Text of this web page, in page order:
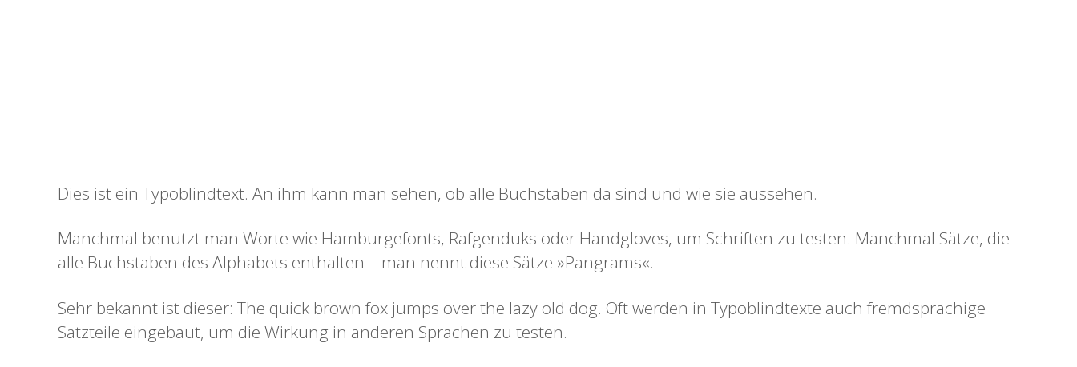
Dies ist ein Typoblindtext. An ihm kann man sehen, ob alle Buchstaben da sind und wie sie aussehen.
Manchmal benutzt man Worte wie Hamburgefonts, Rafgenduks oder Handgloves, um Schriften zu testen. Manchmal Sätze, die
alle Buchstaben des Alphabets enthalten – man nennt diese Sätze »Pangrams«.
Sehr bekannt ist dieser: The quick brown fox jumps over the lazy old dog. Oft werden in Typoblindtexte auch fremdsprachige
Satzteile eingebaut, um die Wirkung in anderen Sprachen zu testen.